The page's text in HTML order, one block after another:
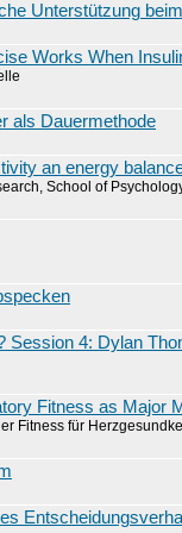
Unterstützung
Works When
als Dauermethode
an energy
School of
Session 4: Dylan
Fitness as Major
Fitness für